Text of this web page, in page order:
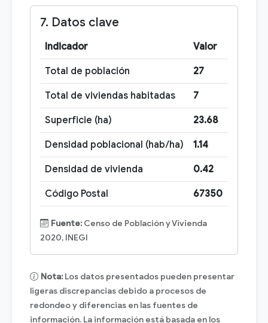
7. Datos clave
Indicador Valor
Total de población 27
Total de viviendas habitadas 7
Superficie (ha) 23.68
Densidad poblacional (hab/ha) 1.14
Densidad de vivienda 0.42
Código Postal 67350
Fuente: Censo de Población y Vivienda
2020, INEGI
Nota: Los datos presentados pueden presentar
ligeras discrepancias debido a procesos de
redondeo y diferencias en las fuentes de
información. La información está basada en los